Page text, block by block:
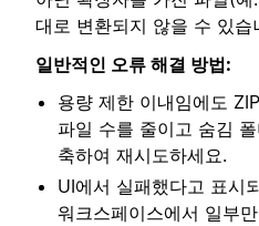
대로 변환되지 않을 수 있습
일반적인 오류 해결 방법:
용량 제한 이내임에도
파일 수를 줄이고 숨김
축하여 재시도하세요.
UI에서 실패했다고 표시
워크스페이스에서 일부